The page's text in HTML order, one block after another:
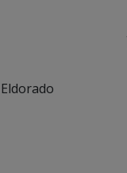
Eldorado